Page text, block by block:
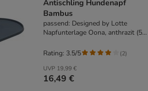
Antischling Hundenapf
Bambus
passend: Designed by Lotte
Napfunterlage Oona, anthrazit (55
UVP 19,99 €
16,49 €
Rating: 3.5/5 (2)